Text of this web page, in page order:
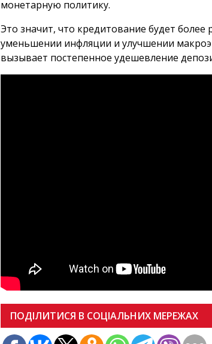
монетарную политику.
Это значит, что кредитование будет
уменьшении инфляции и улучшении
вызывает постепенное удешевление
ПОДІЛИТИСЯ В СОЦІАЛЬНИХ МЕРЕЖАХ